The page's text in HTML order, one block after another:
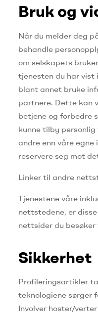
Bruk og
Når du melder deg
behandle
om selskapets
tjenesten du har vist
blant annet bruke
partnere. Dette kan
betjene og forbedre
kunne tilby
andre enn våre
reservere seg mot
Linker til andre
Tjenestene våre
nettstedene, er
nettsider du besøker
Sikkerhet
Profileringsartikler
teknologiene sørger
Involver hoster/